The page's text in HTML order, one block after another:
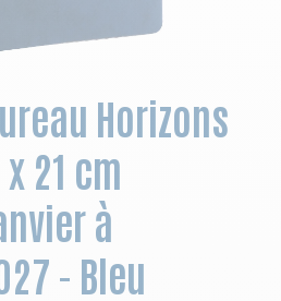
Horizons
21 cm
à
- Bleu